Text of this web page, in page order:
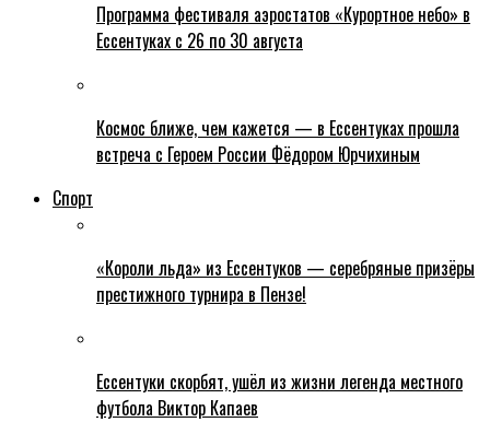
Программа фестиваля аэростатов «Курортное небо» в
Ессентуках с 26 по 30 августа
Космос ближе, чем кажется — в Ессентуках прошла
встреча с Героем России Фёдором Юрчихиным
Спорт
«Короли льда» из Ессентуков — серебряные призёры
престижного турнира в Пензе!
Ессентуки скорбят, ушёл из жизни легенда местного
футбола Виктор Капаев